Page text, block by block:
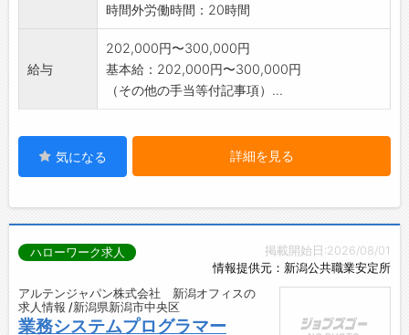
時間外労働時間：20時間
給与
202,000円〜300,000円
基本給：202,000円〜300,000円
（その他の手当等付記事項）...
気になる 詳細を見る
掲載開始日:2026/08/01
情報提供元：新潟公共職業安定所
ハローワーク求人
アルテンジャパン株式会社 新潟オフィスの
求人情報 /新潟県新潟市中央区
業務システムプログラマー